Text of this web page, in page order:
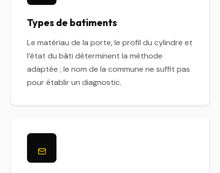
Types de batiments
Le matériau de la porte, le profil du cylindre et
l’état du bâti déterminent la méthode
adaptée ; le nom de la commune ne suffit pas
pour établir un diagnostic.